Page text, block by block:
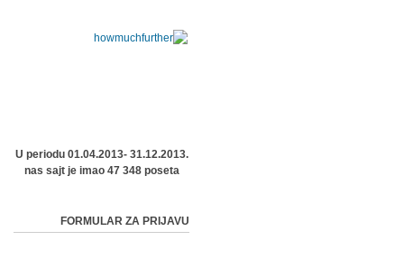
U periodu 01.04.2013- 31.12.2013.
nas sajt je imao 47 348 poseta
FORMULAR ZA PRIJAVU